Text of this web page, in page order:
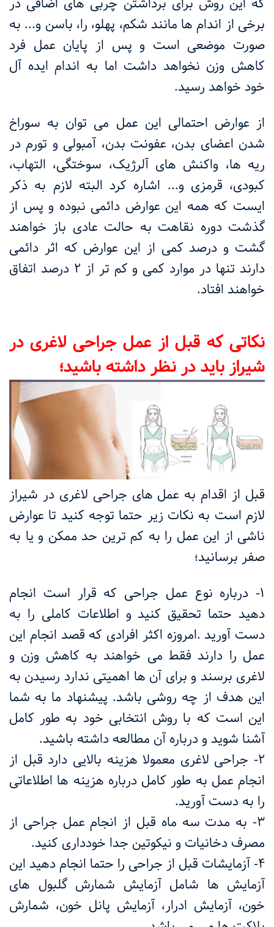
برخی از اندام ها مانند شکم، پهلو، را، باسن و... به
صورت موضعی است و پس از پایان عمل فرد
کاهش وزن نخواهد داشت اما به اندام ایده آل
خود خواهد رسید.
از عوارض احتمالی این عمل می توان به سوراخ
شدن اعضای بدن، عفونت بدن، آمبولی و تورم در
ریه ها، واکنش های آلرژیک، سوختگی، التهاب،
کبودی، قرمزی و... اشاره کرد البته لازم به ذکر
ایست که همه این عوارض دائمی نبوده و پس از
گذشت دوره نقاهت به حالت عادی باز خواهند
گشت و درصد کمی از این عوارض که اثر دائمی
دارند تنها در موارد کمی و کم تر از ۲ درصد اتفاق
خواهند افتاد.
نکاتی که قبل از عمل جراحی لاغری در
شیراز باید در نظر داشته باشید؛
قبل از اقدام به عمل های جراحی لاغری در شیراز
لازم است به نکات زیر حتما توجه کنید تا عوارض
ناشی از این عمل را به کم ترین حد ممکن و یا به
صفر برسانید؛
1- درباره نوع عمل جراحی که قرار است انجام
دهید حتما تحقیق کنید و اطلاعات کاملی را به
دست آورید .امروزه اکثر افرادی که قصد انجام این
عمل را دارند فقط می خواهند به کاهش وزن و
لاغری برسند و برای آن ها اهمیتی ندارد رسیدن به
این هدف از چه روشی باشد. پیشنهاد ما به شما
این است که با روش انتخابی خود به طور کامل
آشنا شوید و درباره آن مطالعه داشته باشید.
2- جراحی لاغری معمولا هزینه بالایی دارد قبل از
انجام عمل به طور کامل درباره هزینه ها اطلاعاتی
را به دست آورید.
3- به مدت سه ماه قبل از انجام عمل جراحی از
مصرف دخانیات و نیکوتین جدا خودداری کنید.
4- آزمایشات قبل از جراحی را حتما انجام دهید این
آزمایش ها شامل آزمایش شمارش گلبول های
خون، آزمایش ادرار، آزمایش پانل خون، شمارش